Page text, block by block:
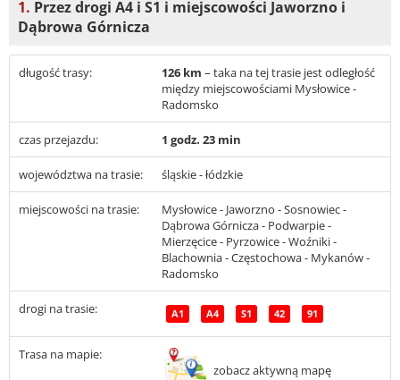
1. Przez drogi A4 i S1 i miejscowości Jaworzno i
Dąbrowa Górnicza
długość trasy: 126 km – taka na tej trasie jest odległość
między miejscowościami Mysłowice -
Radomsko
czas przejazdu: 1 godz. 23 min
województwa na trasie: śląskie - łódzkie
miejscowości na trasie:
Mysłowice - Jaworzno - Sosnowiec -
Dąbrowa Górnicza - Podwarpie -
Mierzęcice - Pyrzowice - Woźniki -
Blachownia - Częstochowa - Mykanów -
Radomsko
drogi na trasie: A1 A4 S1 42 91
Trasa na mapie:
zobacz aktywną mapę